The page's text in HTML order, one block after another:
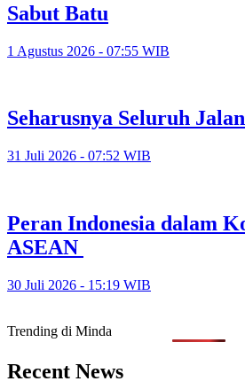
Sabut Batu
1 Agustus 2026 - 07:55 WIB
Seharusnya Seluruh
31 Juli 2026 - 07:52 WIB
Peran Indonesia dalam
ASEAN
30 Juli 2026 - 15:19 WIB
Trending di Minda
Recent News